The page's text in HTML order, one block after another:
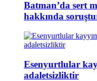
Batman’da sert
hakkında
Esenyurtlular
adaletsizliktir